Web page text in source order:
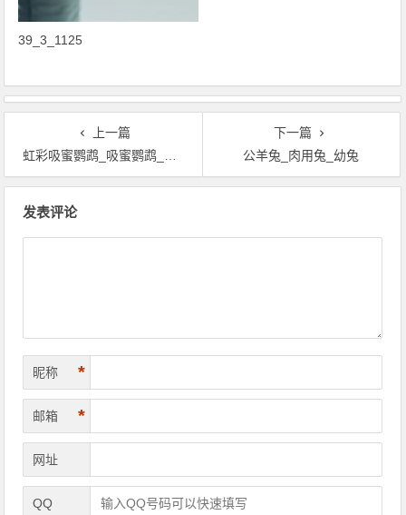
39_3_1125
上一篇
虹彩吸蜜鹦鹉_吸蜜鹦鹉_鹦鹉鸟
下一篇
公羊兔_肉用兔_幼兔
发表评论
昵称 *
邮箱 *
网址
QQ